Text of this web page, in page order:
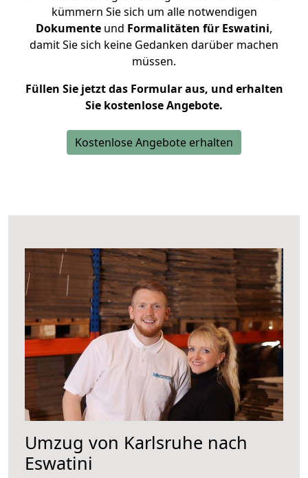
kümmern Sie sich um alle notwendigen
Dokumente und Formalitäten für Eswatini,
damit Sie sich keine Gedanken darüber machen
müssen.
Füllen Sie jetzt das Formular aus, und erhalten
Sie kostenlose Angebote.
Kostenlose Angebote erhalten
Umzug von Karlsruhe nach
Eswatini